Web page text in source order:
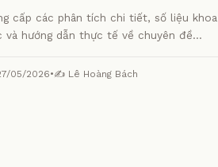
cấp các phân tích chi tiết, số liệu khoa
và hướng dẫn thực tế về chuyên đề
từ chuyên gia.
05/2026•✍️ Lê Hoàng Bách